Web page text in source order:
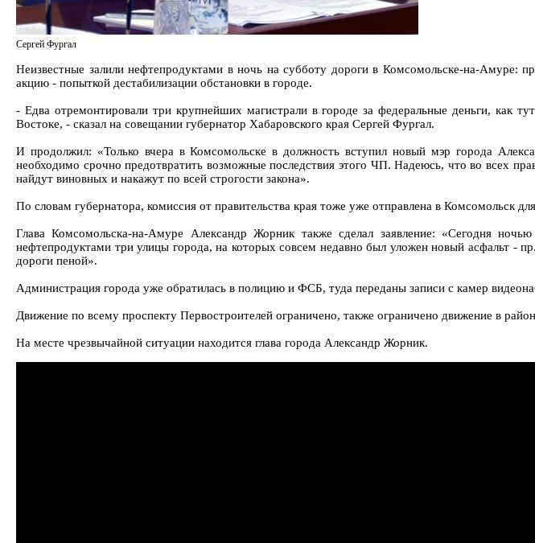
Сергей Фургал
Неизвестные залили нефтепродуктами в ночь на субботу дороги в Комсомольске-на-Амуре:
акцию - попыткой дестабилизации обстановки в городе.
- Едва отремонтировали три крупнейших магистрали в городе за федеральные деньги, как
Востоке, - сказал на совещании губернатор Хабаровского края Сергей Фургал.
И продолжил: «Только вчера в Комсомольске в должность вступил новый мэр города
необходимо срочно предотвратить возможные последствия этого ЧП. Надеюсь, что во всех
найдут виновных и накажут по всей строгости закона».
По словам губернатора, комиссия от правительства края тоже уже отправлена в Комсомольск
Глава Комсомольска-на-Амуре Александр Жорник также сделал заявление: «Сегодня
нефтепродуктами три улицы города, на которых совсем недавно был уложен новый асфальт -
дороги пеной».
Администрация города уже обратилась в полицию и ФСБ, туда переданы записи с камер
Движение по всему проспекту Первостроителей ограничено, также ограничено движение в
На месте чрезвычайной ситуации находится глава города Александр Жорник.